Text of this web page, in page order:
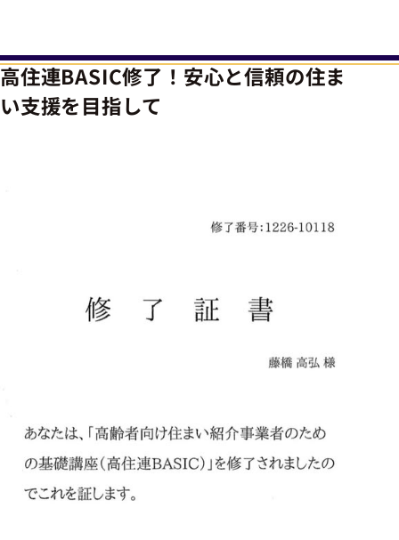
高住連BASIC修了！安心と信頼の住ま
い支援を目指して